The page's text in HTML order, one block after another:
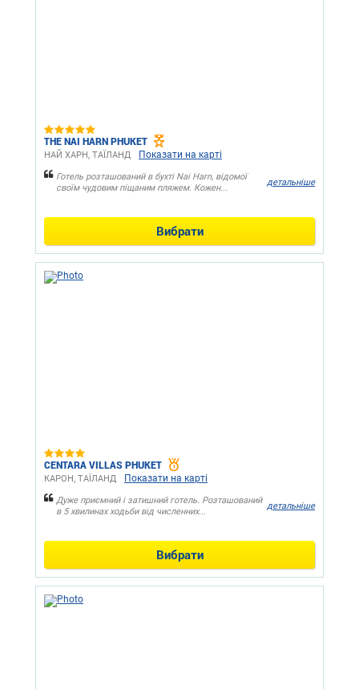
THE NAI HARN PHUKET
НАЙ ХАРН, ТАЇЛАНД Показати на карті
Готель розташований в бухті Nai Harn, відомої
своїм чудовим піщаним пляжем. Кожен...
детальніше
Вибрати
CENTARA VILLAS PHUKET
КАРОН, ТАЇЛАНД Показати на карті
Дуже приємний і затишний готель. Розташований
в 5 хвилинах ходьби від численних...
детальніше
Вибрати